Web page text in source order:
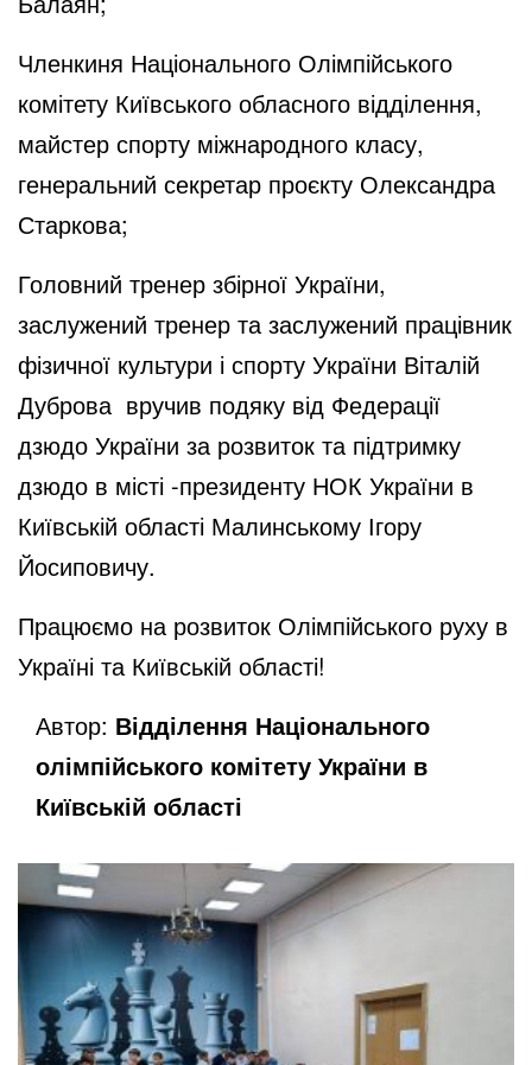
Членкиня Національного Олімпійського
комітету Київського обласного відділення,
майстер спорту міжнародного класу,
генеральний секретар проєкту Олександра
Старкова;
Головний тренер збірної України,
заслужений тренер та заслужений працівник
фізичної культури і спорту України Віталій
Дуброва вручив подяку від Федерації
дзюдо України за розвиток та підтримку
дзюдо в місті -президенту НОК України в
Київській області Малинському Ігору
Йосиповичу.
Працюємо на розвиток Олімпійського руху в
Україні та Київській області!
Автор: Відділення Національного
олімпійського комітету України в
Київській області